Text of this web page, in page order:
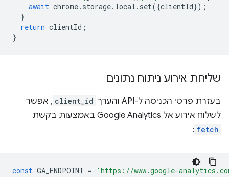
await chrome. storage. local . set({clientId});
}
return clientId ;
}
שליחת אירוע ניתוח נתונים
בעזרת פרטי הכניסה ל-API והערך client_id , אפשר
לשלוח אירוע אל Google Analytics באמצעות בקשת
fetch
:
const GA_ENDPOINT =
'https://www.google-